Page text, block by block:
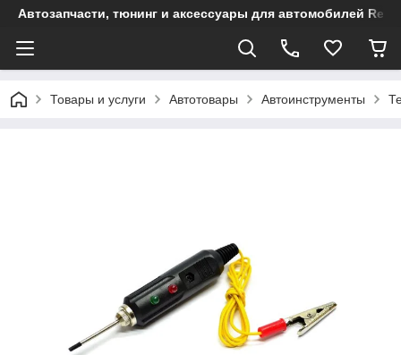
Автозапчасти, тюнинг и аксессуары для автомобилей
Товары и услуги Автотовары Автоинструменты